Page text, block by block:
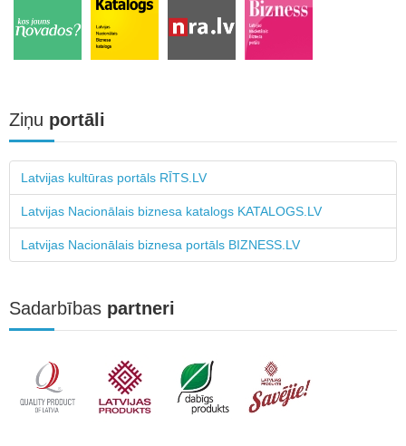
Ziņu portāli
Latvijas kultūras portāls RĪTS.LV
Latvijas Nacionālais biznesa katalogs KATALOGS.LV
Latvijas Nacionālais biznesa portāls BIZNESS.LV
Sadarbības partneri